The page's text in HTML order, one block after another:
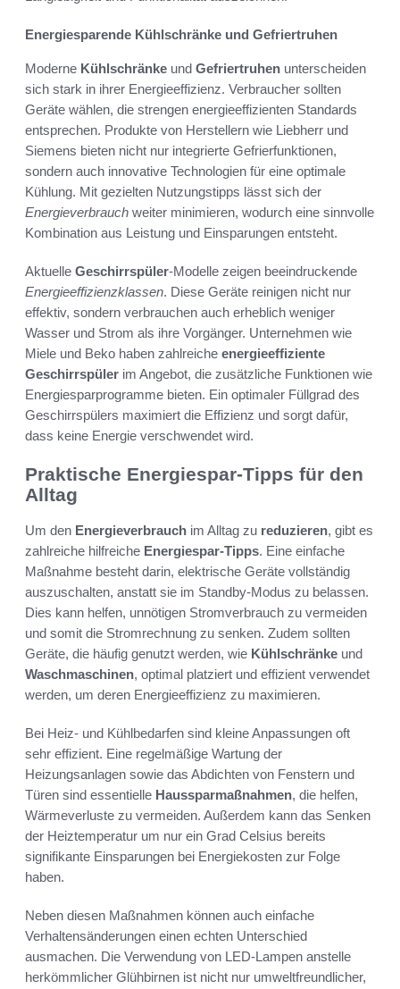
Energiesparende Kühlschränke und Gefriertruhen
Moderne Kühlschränke und Gefriertruhen unterscheiden
sich stark in ihrer Energieeffizienz. Verbraucher sollten
Geräte wählen, die strengen energieeffizienten Standards
entsprechen. Produkte von Herstellern wie Liebherr und
Siemens bieten nicht nur integrierte Gefrierfunktionen,
sondern auch innovative Technologien für eine optimale
Kühlung. Mit gezielten Nutzungstipps lässt sich der
Energieverbrauch weiter minimieren, wodurch eine sinnvolle
Kombination aus Leistung und Einsparungen entsteht.
Aktuelle Geschirrspüler-Modelle zeigen beeindruckende
Energieeffizienzklassen. Diese Geräte reinigen nicht nur
effektiv, sondern verbrauchen auch erheblich weniger
Wasser und Strom als ihre Vorgänger. Unternehmen wie
Miele und Beko haben zahlreiche energieeffiziente
Geschirrspüler im Angebot, die zusätzliche Funktionen wie
Energiesparprogramme bieten. Ein optimaler Füllgrad des
Geschirrspülers maximiert die Effizienz und sorgt dafür,
dass keine Energie verschwendet wird.
Praktische Energiespar-Tipps für den
Alltag
Um den Energieverbrauch im Alltag zu reduzieren, gibt es
zahlreiche hilfreiche Energiespar-Tipps. Eine einfache
Maßnahme besteht darin, elektrische Geräte vollständig
auszuschalten, anstatt sie im Standby-Modus zu belassen.
Dies kann helfen, unnötigen Stromverbrauch zu vermeiden
und somit die Stromrechnung zu senken. Zudem sollten
Geräte, die häufig genutzt werden, wie Kühlschränke und
Waschmaschinen, optimal platziert und effizient verwendet
werden, um deren Energieeffizienz zu maximieren.
Bei Heiz- und Kühlbedarfen sind kleine Anpassungen oft
sehr effizient. Eine regelmäßige Wartung der
Heizungsanlagen sowie das Abdichten von Fenstern und
Türen sind essentielle Haussparmaßnahmen, die helfen,
Wärmeverluste zu vermeiden. Außerdem kann das Senken
der Heiztemperatur um nur ein Grad Celsius bereits
signifikante Einsparungen bei Energiekosten zur Folge
haben.
Neben diesen Maßnahmen können auch einfache
Verhaltensänderungen einen echten Unterschied
ausmachen. Die Verwendung von LED-Lampen anstelle
herkömmlicher Glühbirnen ist nicht nur umweltfreundlicher,